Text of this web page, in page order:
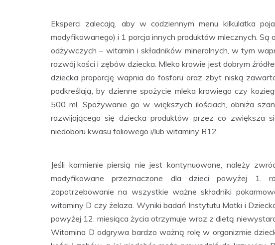
Eksperci zalecają, aby w codziennym menu kilkulatka
modyfikowanego) i 1 porcja innych produktów mlecznych. Są
odżywczych – witamin i składników mineralnych, w tym
rozwój kości i zębów dziecka. Mleko krowie jest dobrym
dziecka proporcję wapnia do fosforu oraz zbyt niską
podkreślają, by dzienne spożycie mleka krowiego czy
500 ml. Spożywanie go w większych ilościach, obniża
rozwijającego się dziecka produktów przez co zwiększa
niedoboru kwasu foliowego i/lub witaminy B12.
Jeśli karmienie piersią nie jest kontynuowane, należy
modyfikowane przeznaczone dla dzieci powyżej 1.
zapotrzebowanie na wszystkie ważne składniki
witaminy D czy żelaza. Wyniki badań Instytutu Matki i
powyżej 12. miesiąca życia otrzymuje wraz z dietą
Witamina D odgrywa bardzo ważną rolę w organizmie